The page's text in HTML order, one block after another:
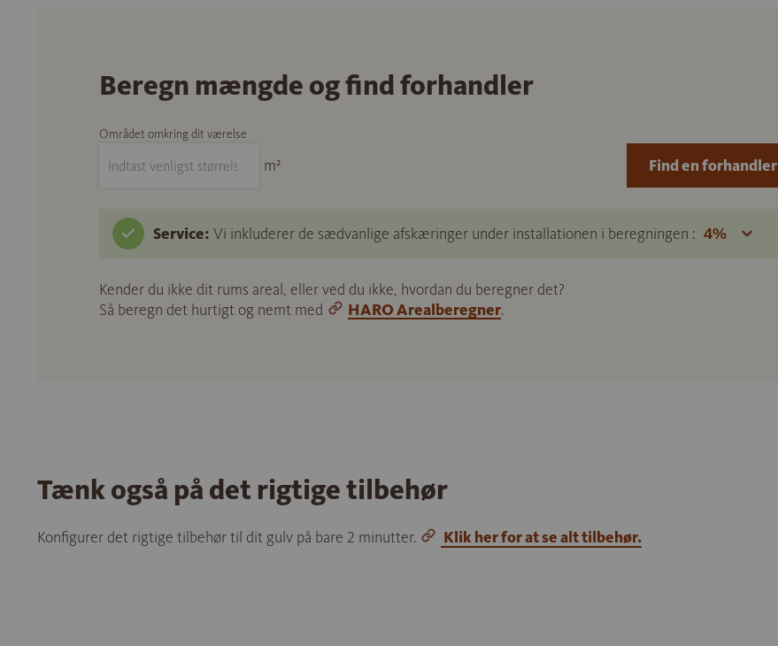
Beregn mængde og find forhandler
Området omkring dit værelse
m²
Service: Vi inkluderer de sædvanlige afskæringer under installationen i beregningen :
Kender du ikke dit rums areal, eller ved du ikke, hvordan du beregner det?
Så beregn det hurtigt og nemt med
HARO Arealberegner.
Find en forhandler
Tænk også på det rigtige tilbehør
Konfigurer det rigtige tilbehør til dit gulv på bare 2 minutter. Klik her for at se alt tilbehør.